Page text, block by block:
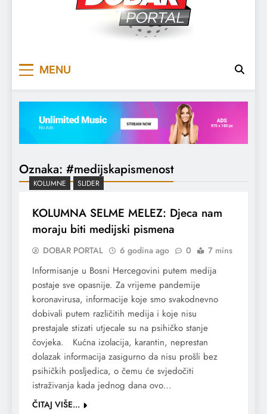
MENU
Oznaka: #medijskapismenost
KOLUMNE SLIDER
KOLUMNA SELME MELEZ: Djeca nam
moraju biti medijski pismena
DOBAR PORTAL 6 godina ago 0 7 mins
Informisanje u Bosni Hercegovini putem medija
postaje sve opasnije. Za vrijeme pandemije
koronavirusa, informacije koje smo svakodnevno
dobivali putem različitih medija i koje nisu
prestajale stizati utjecale su na psihičko stanje
čovjeka. Kućna izolacija, karantin, neprestan
dolazak informacija zasigurno da nisu prošli bez
psihičkih posljedica, o čemu će svjedočiti
istraživanja kada jednog dana ovo…
ČITAJ VIŠE...